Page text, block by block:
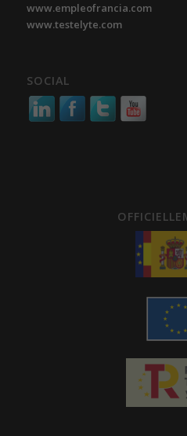
www.empleofrancia.com
www.testelyte.com
SOCIAL